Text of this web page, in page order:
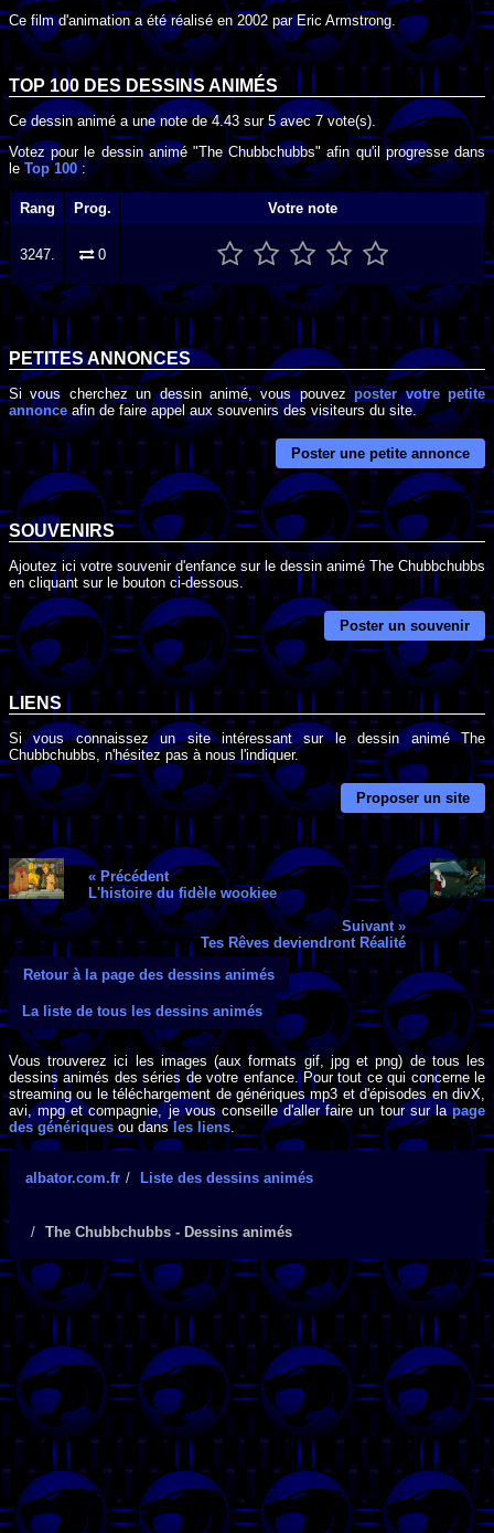
Ce film d'animation a été réalisé en 2002 parEric Armstrong
TOP 100 DES DESSINS ANIMÉS
Ce dessin animé a une note de4.43 sur5 avec7vote(s).
Votez pour le dessin animé "The Chubbchubbs" afin qu'il progresse dans
leTop 100:
Rang Prog. Votre note
3247. 0
PETITES ANNONCES
Si vous cherchez un dessin animé, vous pouvezposter votre petite
annonceafin de faire appel aux souvenirs des visiteurs du site.
Poster une petite annonce
SOUVENIRS
Ajoutez ici votre souvenir d'enfance sur le dessin animé The Chubbchubbs
en cliquant sur le bouton ci-dessous.
Poster un souvenir
LIENS
Si vous connaissez un site intéressant sur le dessin animé The
Chubbchubbs, n'hésitez pas à nous l'indiquer.
Proposer un site
« Précédent
L'histoire du fidèle wookiee
Suivant »
Tes Rêves deviendront Réalité
Retour à la page des dessins animés
La liste de tous les dessins animés
Vous trouverez ici les images (aux formats gif, jpg et png) de tous les
dessins animés des séries de votre enfance. Pour tout ce qui concerne le
streaming ou le téléchargement de génériques mp3 et d'épisodes en divX,
avi, mpg et compagnie, je vous conseille d'aller faire un tour sur lapage
des génériques ou dansles liens.
albator.com.fr Liste des dessins animés
The Chubbchubbs - Dessins animés